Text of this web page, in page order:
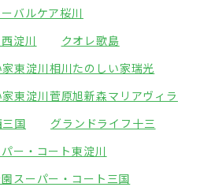
バルケア桜川
淀川
クオレ歌島
東淀川相川たのしい家瑞光
東淀川菅原旭新森マリアヴィラ
国
グランドライフ十三
ー・コート東淀川
スーパー・コート三国